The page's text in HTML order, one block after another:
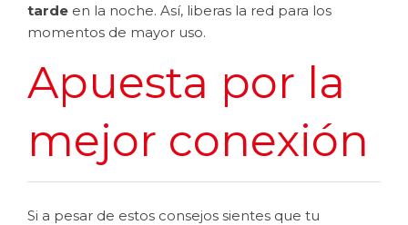
tarde en la noche. Así, liberas la red para los
momentos de mayor uso.
Apuesta por la
mejor conexión
Si a pesar de estos consejos sientes que tu